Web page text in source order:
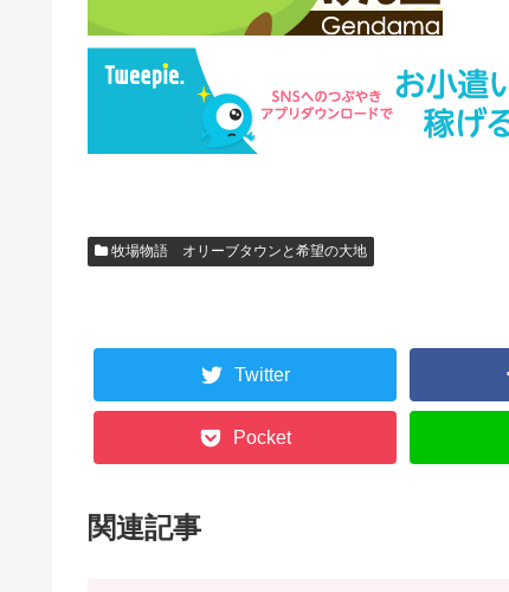
牧場物語 オリーブタウンと希望の大地
Twitter
Pocket
関連記事